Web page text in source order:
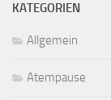
KATEGORIEN
Allgemein
Atempause